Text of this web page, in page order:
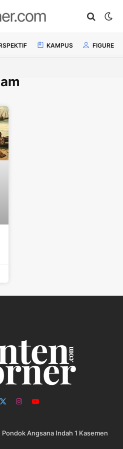
KAMPUS FIGURE
X
InstagramYouTube
Angsana Indah 1 Kasemen